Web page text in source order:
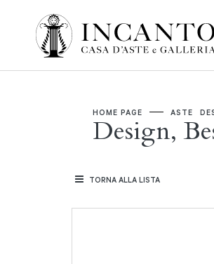
HOME PAGE ASTE
Design,
TORNA ALLA LISTA